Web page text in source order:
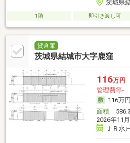
茨城県
1階 即引き渡し可
貸倉庫
茨城県結城市大字鹿窪
116万円
管理費等-
116万円
面積
2026年11
ＪＲ水